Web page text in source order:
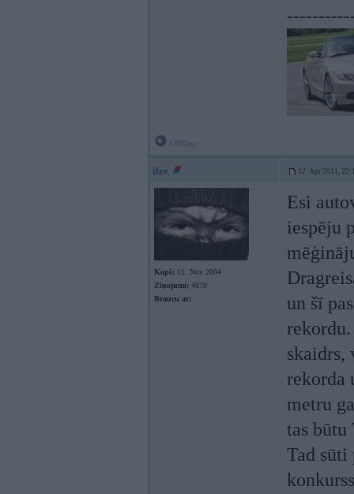
ilze 12. Apr 2011,
Kopš: 11. Nov 2004
Ziņojumi: 4879
Braucu ar:
Esi
iespēju
un šī
skaidrs,
rekorda
metru
tas būtu
Tad sūti